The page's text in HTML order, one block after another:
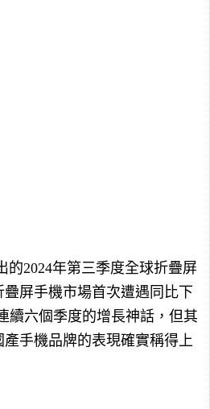
的2024年第三季度全球折疊屏
屏手機市場首次遭遇同比下
續六個季度的增長神話，但其
手機品牌的表現確實稱得上